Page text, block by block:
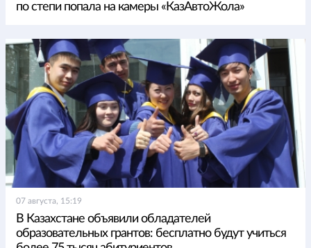
по степи попала на камеры «КазАвтоЖола»
07 августа, 15:19
В Казахстане объявили обладателей
образовательных грантов: бесплатно будут учиться